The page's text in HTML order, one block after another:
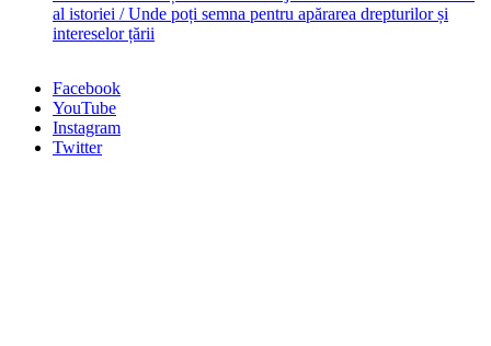
al istoriei / Unde poți semna pentru apărarea drepturilor și
intereselor țării
Facebook
YouTube
Instagram
Twitter